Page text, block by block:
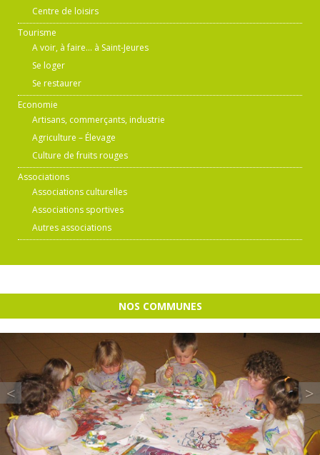
Centre de loisirs
Tourisme
A voir, à faire… à Saint-Jeures
Se loger
Se restaurer
Economie
Artisans, commerçants, industrie
Agriculture – Élevage
Culture de fruits rouges
Associations
Associations culturelles
Associations sportives
Autres associations
NOS COMMUNES
<Previous >